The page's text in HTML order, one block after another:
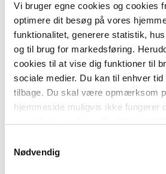
Vi bruger egne cookies og cookies
optimere dit besøg på vores
funktionalitet, generere statistik,
og til brug for markedsføring.
cookies til at vise dig funktioner til
sociale medier. Du kan til enhver
tilbage. Du skal være opmærksom
hjemmeside muligvis ikke fungerer
Nødvendig
- +
Willy og Onkel
NIVEAU
1. klasse